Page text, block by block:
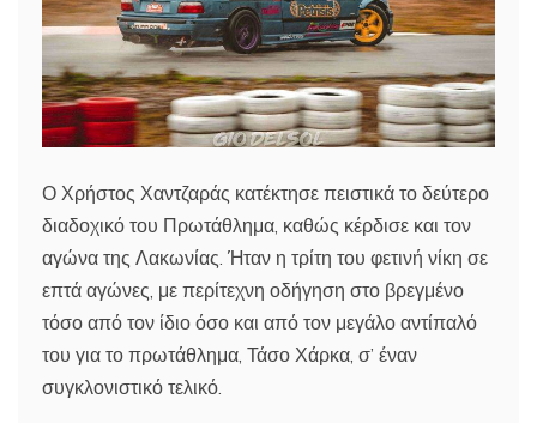
Ο Χρήστος Χαντζαράς κατέκτησε πειστικά το δεύτερο
διαδοχικό του Πρωτάθλημα, καθώς κέρδισε και τον
αγώνα της Λακωνίας. Ήταν η τρίτη του φετινή νίκη σε
επτά αγώνες, με περίτεχνη οδήγηση στο βρεγμένο
τόσο από τον ίδιο όσο και από τον μεγάλο αντίπαλό
του για το πρωτάθλημα, Τάσο Χάρκα, σ’ έναν
συγκλονιστικό τελικό.